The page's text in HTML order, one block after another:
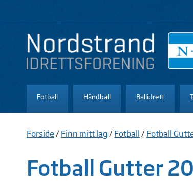
Fotball Håndball Ballidrett
Forside/ Finn mitt lag / Fotball / Fotball
Fotball Gutter